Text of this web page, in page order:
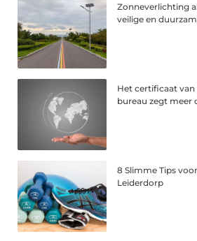
Zonneverlichting
veilige en
Het certificaat van
bureau zegt meer
8 Slimme Tips
Leiderdorp